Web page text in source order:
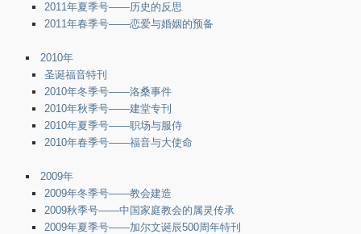
2011年夏季号——历史的反思
2011年春季号——恋爱与婚姻的预备
2010年
圣诞福音特刊
2010年冬季号——洛桑事件
2010年秋季号——建堂专刊
2010年夏季号——职场与服侍
2010年春季号——福音与大使命
2009年
2009年冬季号——教会建造
2009秋季号——中国家庭教会的属灵传承
2009年夏季号——加尔文诞辰500周年特刊